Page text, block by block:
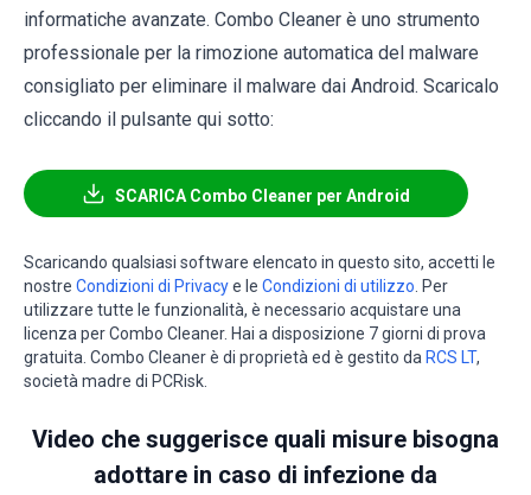
informatiche avanzate. Combo Cleaner è uno strumento
professionale per la rimozione automatica del malware
consigliato per eliminare il malware dai Android. Scaricalo
cliccando il pulsante qui sotto:
SCARICA Combo Cleaner per Android
Scaricando qualsiasi software elencato in questo sito, accetti le
nostre Condizioni di Privacye le Condizioni di utilizzo. Per
utilizzare tutte le funzionalità, è necessario acquistare una
licenza per Combo Cleaner. Hai a disposizione 7 giorni di prova
gratuita. Combo Cleaner è di proprietà ed è gestito da RCS LT,
società madre di PCRisk.
Video che suggerisce quali misure bisogna
adottare in caso di infezione da